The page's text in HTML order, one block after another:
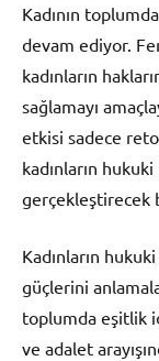
Kadının
devam ediyor.
kadınların
sağlamayı
etkisi sadece
kadınların
gerçekleştirecek
Kadınların
güçlerini
toplumda eşitlik
ve adalet